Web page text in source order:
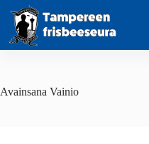
content
Avainsana Vainio